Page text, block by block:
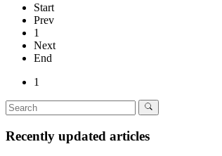
Start
Prev
1
Next
End
1
Recently updated articles